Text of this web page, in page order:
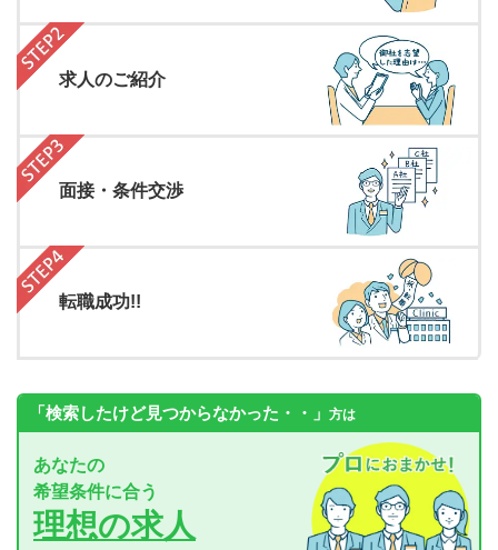
求人のご紹介
面接・条件交渉
転職成功!!
「検索したけど見つからなかった・・」 方は
あなたの
希望条件に合う
理想の求人